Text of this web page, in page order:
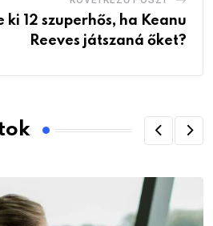
ki 12 szuperhős, ha Keanu
Reeves játszaná őket?